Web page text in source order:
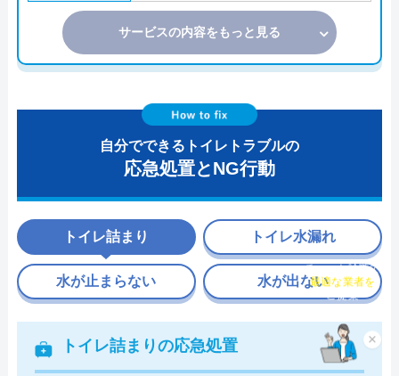
サービスの内容をもっと見る
自分でできるトイレトラブルの
応急処置とNG行動
トイレ詰まり
トイレ詰まりの応急処置
トイレ水漏れ
水が止まらない 水が出ない
×
チャット診断で
最適な業者を
ご提案